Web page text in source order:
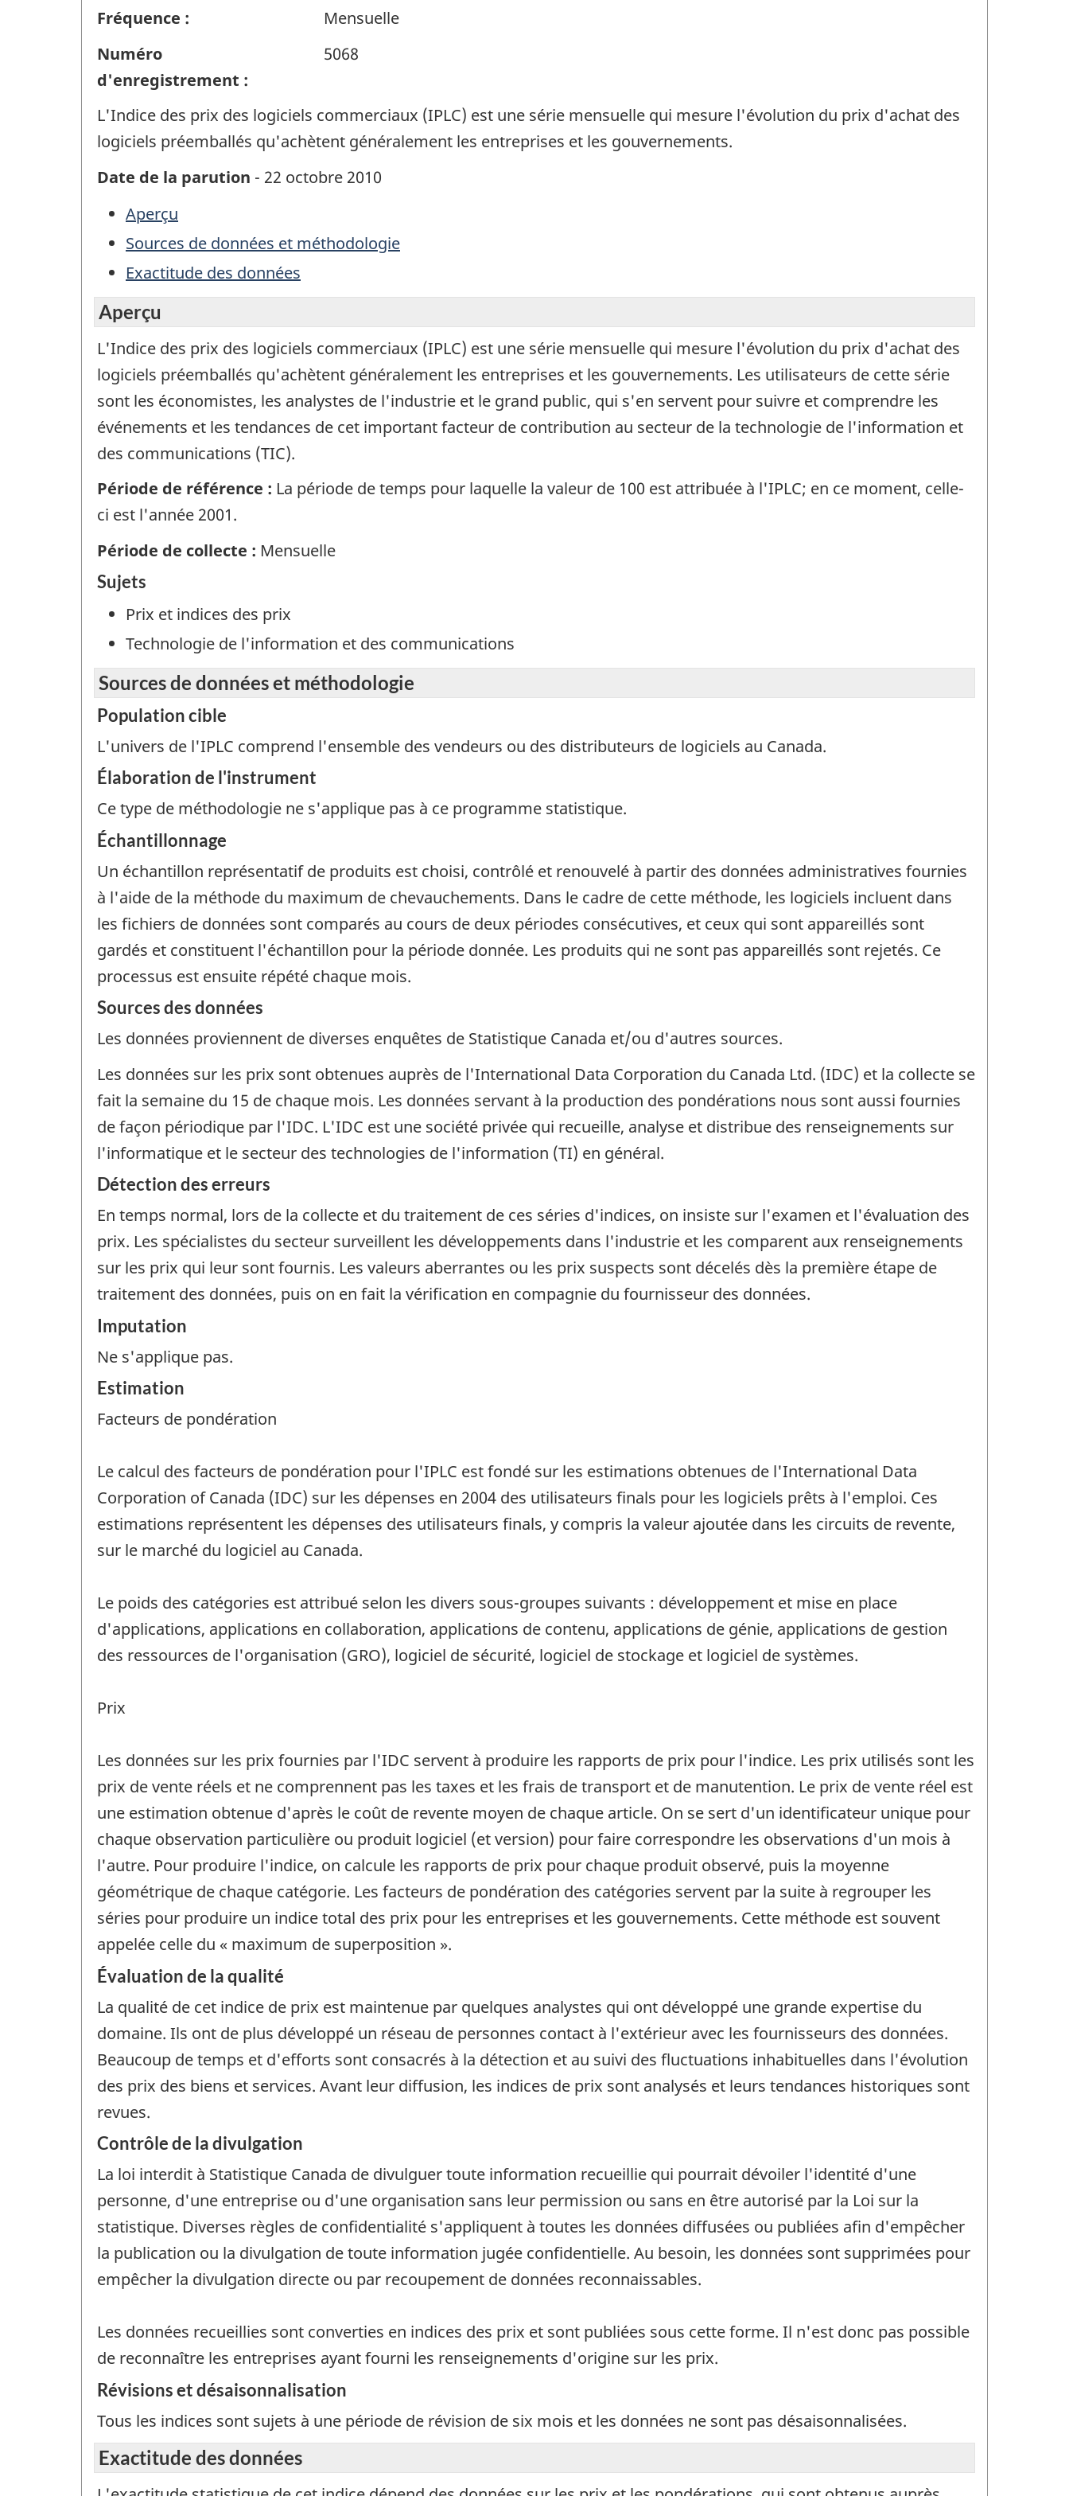
Fréquence :
Mensuelle
Numéro
d'enregistrement :
5068
L'Indice des prix des logiciels commerciaux (IPLC) est une série mensuelle qui mesure l'évolution du prix d'achat des
logiciels préemballés qu'achètent généralement les entreprises et les gouvernements.
Date de la parution - 22 octobre 2010
Aperçu
Sources de données et méthodologie
Exactitude des données
Aperçu
L'Indice des prix des logiciels commerciaux (IPLC) est une série mensuelle qui mesure l'évolution du prix d'achat des
logiciels préemballés qu'achètent généralement les entreprises et les gouvernements. Les utilisateurs de cette série
sont les économistes, les analystes de l'industrie et le grand public, qui s'en servent pour suivre et comprendre les
événements et les tendances de cet important facteur de contribution au secteur de la technologie de l'information et
des communications (TIC).
Période de référence : La période de temps pour laquelle la valeur de 100 est attribuée à l'IPLC; en ce moment, celle-
ci est l'année 2001.
Période de collecte : Mensuelle
Sujets
Prix et indices des prix
Technologie de l'information et des communications
Sources de données et méthodologie
Population cible
L'univers de l'IPLC comprend l'ensemble des vendeurs ou des distributeurs de logiciels au Canada.
Élaboration de l'instrument
Ce type de méthodologie ne s'applique pas à ce programme statistique.
Échantillonnage
Un échantillon représentatif de produits est choisi, contrôlé et renouvelé à partir des données administratives fournies
à l'aide de la méthode du maximum de chevauchements. Dans le cadre de cette méthode, les logiciels incluent dans
les fichiers de données sont comparés au cours de deux périodes consécutives, et ceux qui sont appareillés sont
gardés et constituent l'échantillon pour la période donnée. Les produits qui ne sont pas appareillés sont rejetés. Ce
processus est ensuite répété chaque mois.
Sources des données
Les données proviennent de diverses enquêtes de Statistique Canada et/ou d'autres sources.
Les données sur les prix sont obtenues auprès de l'International Data Corporation du Canada Ltd. (IDC) et la collecte se
fait la semaine du 15 de chaque mois. Les données servant à la production des pondérations nous sont aussi fournies
de façon périodique par l'IDC. L'IDC est une société privée qui recueille, analyse et distribue des renseignements sur
l'informatique et le secteur des technologies de l'information (TI) en général.
Détection des erreurs
En temps normal, lors de la collecte et du traitement de ces séries d'indices, on insiste sur l'examen et l'évaluation des
prix. Les spécialistes du secteur surveillent les développements dans l'industrie et les comparent aux renseignements
sur les prix qui leur sont fournis. Les valeurs aberrantes ou les prix suspects sont décelés dès la première étape de
traitement des données, puis on en fait la vérification en compagnie du fournisseur des données.
Imputation
Ne s'applique pas.
Estimation
Facteurs de pondération
Le calcul des facteurs de pondération pour l'IPLC est fondé sur les estimations obtenues de l'International Data
Corporation of Canada (IDC) sur les dépenses en 2004 des utilisateurs finals pour les logiciels prêts à l'emploi. Ces
estimations représentent les dépenses des utilisateurs finals, y compris la valeur ajoutée dans les circuits de revente,
sur le marché du logiciel au Canada.
Le poids des catégories est attribué selon les divers sous-groupes suivants : développement et mise en place
d'applications, applications en collaboration, applications de contenu, applications de génie, applications de gestion
des ressources de l'organisation (GRO), logiciel de sécurité, logiciel de stockage et logiciel de systèmes.
Prix
Les données sur les prix fournies par l'IDC servent à produire les rapports de prix pour l'indice. Les prix utilisés sont les
prix de vente réels et ne comprennent pas les taxes et les frais de transport et de manutention. Le prix de vente réel est
une estimation obtenue d'après le coût de revente moyen de chaque article. On se sert d'un identificateur unique pour
chaque observation particulière ou produit logiciel (et version) pour faire correspondre les observations d'un mois à
l'autre. Pour produire l'indice, on calcule les rapports de prix pour chaque produit observé, puis la moyenne
géométrique de chaque catégorie. Les facteurs de pondération des catégories servent par la suite à regrouper les
séries pour produire un indice total des prix pour les entreprises et les gouvernements. Cette méthode est souvent
appelée celle du « maximum de superposition ».
Évaluation de la qualité
La qualité de cet indice de prix est maintenue par quelques analystes qui ont développé une grande expertise du
domaine. Ils ont de plus développé un réseau de personnes contact à l'extérieur avec les fournisseurs des données.
Beaucoup de temps et d'efforts sont consacrés à la détection et au suivi des fluctuations inhabituelles dans l'évolution
des prix des biens et services. Avant leur diffusion, les indices de prix sont analysés et leurs tendances historiques sont
revues.
Contrôle de la divulgation
La loi interdit à Statistique Canada de divulguer toute information recueillie qui pourrait dévoiler l'identité d'une
personne, d'une entreprise ou d'une organisation sans leur permission ou sans en être autorisé par la Loi sur la
statistique. Diverses règles de confidentialité s'appliquent à toutes les données diffusées ou publiées afin d'empêcher
la publication ou la divulgation de toute information jugée confidentielle. Au besoin, les données sont supprimées pour
empêcher la divulgation directe ou par recoupement de données reconnaissables.
Les données recueillies sont converties en indices des prix et sont publiées sous cette forme. Il n'est donc pas possible
de reconnaître les entreprises ayant fourni les renseignements d'origine sur les prix.
Révisions et désaisonnalisation
Tous les indices sont sujets à une période de révision de six mois et les données ne sont pas désaisonnalisées.
Exactitude des données